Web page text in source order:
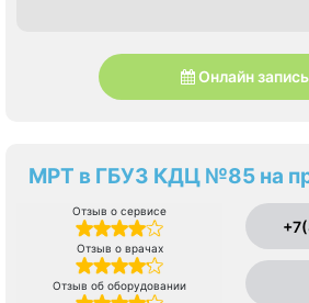
Онлайн запись
МРТ в ГБУЗ КДЦ №85 на
Отзыв о сервисе
Отзыв о врачах
Отзыв об оборудовании